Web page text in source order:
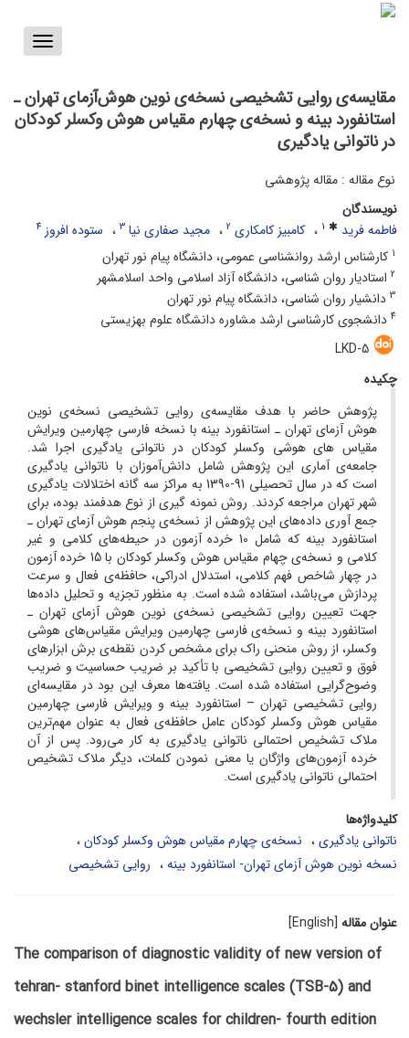
Toggle
مقایسه‌ی روایی تشخیصی نسخه‌ی نوین هوش‌آزمای تهران ـ
استانفورد بینه و نسخه‌ی چهارم مقیاس هوش وکسلر کودکان
در ناتوانی یادگیری
نوع مقاله : مقاله پژوهشی
نویسندگان
فاطمه فرید
1 کامبیز کامکاری 2 مجید صفاری نیا 3 ستوده افروز 4
1 کارشناس ارشد روانشناسی عمومی، دانشگاه پیام نور تهران
2 استادیار روان شناسی، دانشگاه آزاد اسلامی واحد اسلامشهر
3 دانشیار روان شناسی، دانشگاه پیام نور تهران
4 دانشجوی کارشناسی ارشد مشاوره دانشگاه علوم بهزیستی
LKD-5
چکیده
پژوهش حاضر با هدف مقایسه‌ی روایی تشخیصی نسخه‌ی نوین
هوش آزمای تهران ـ استانفورد بینه با نسخه فارسی چهارمین ویرایش
مقیاس های هوشی وکسلر کودکان در ناتوانی یادگیری اجرا شد.
جامعه‌ی آماری این پژوهش شامل دانش‌آموزان با ناتوانی یادگیری
است که در سال تحصیلی 91-1390 به مراکز سه گانه اختلالات یادگیری
شهر تهران مراجعه کردند. روش نمونه گیری از نوع هدفمند بوده، برای
جمع آوری داده‌های این پژوهش از نسخه‌ی پنجم هوش آزمای تهران ـ
استانفورد بینه که شامل 10 خرده آزمون در حیطه‌های کلامی و غیر
کلامی و نسخه‌ی چهام مقیاس هوش وکسلر کودکان با 15 خرده آزمون
در چهار شاخص فهم کلامی، استدلال ادراکی، حافظه‌ی فعال و سرعت
پردازش می‌باشد، استفاده شده است. به منظور تجزیه و تحلیل داده‌ها
جهت تعیین روایی تشخیصی نسخه‌ی نوین هوش آزمای تهران ـ
استانفورد بینه و نسخه‌ی فارسی چهارمین ویرایش مقیاس‌های هوشی
وکسلر، از روش منحنی راک برای مشخص کردن نقطه‌ی برش ابزارهای
فوق و تعیین روایی تشخیصی با تأکید بر ضریب حساسیت و ضریب
وضوح‌گرایی استفاده شده است. یافته‌ها معرف این بود در مقایسه‌ای
روایی تشخیصی تهران – استانفورد بینه و ویرایش فارسی چهارمین
مقیاس هوش وکسلر کودکان عامل حافظه‌ی فعال به عنوان مهم‌ترین
ملاک تشخیص احتمالی ناتوانی یادگیری به کار می‌رود. پس از آن
خرده آزمون‌های واژگان یا معنی نمودن کلمات، دیگر ملاک تشخیص
احتمالی ناتوانی یادگیری است.
کلیدواژه‌ها
ناتوانی یادگیری
نسخه‌ی چهارم مقیاس هوش وکسلر کودکان
نسخه نوین هوش آزمای تهران- استانفورد بینه
روایی تشخیصی
عنوان مقاله [English]
The comparison of diagnostic validity of new version of
tehran- stanford binet intelligence scales (TSB-5) and
wechsler intelligence scales for children- fourth edition